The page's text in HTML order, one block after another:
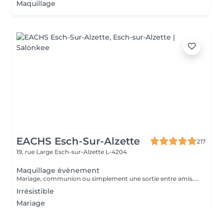
Maquillage
EACHS Esch-Sur-Alzette
217
19, rue Large Esch-sur-Alzette L-4204
Maquillage évènement
Mariage, communion ou simplement une sortie entre amis. Notre maquilleuse professionnelle s'adapte à vos envies et besoins. N'attendez plus et réservez ce service d'exception qui sera la touche finale à votre évènement.
Irrésistible
Mariage